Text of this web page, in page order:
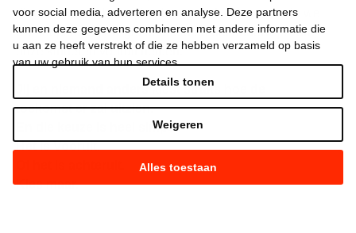
voor social media, adverteren en analyse. Deze partners
kunnen deze gegevens combineren met andere informatie die
u aan ze heeft verstrekt of die ze hebben verzameld op basis
van uw gebruik van hun services.
Alles toestaan
Weigeren
Details tonen
dingen weer in beweging brengen. Het jaar waarin we
uw koopkracht, uw gezondheid en het onderwijs van
onze kinderen vooruit helpen.
Jij en niemand anders kiest straks hoe de
toekomst er zal uitzien.
En die keuze is heel simpel.
Het is Vooruit.
Kies maar.